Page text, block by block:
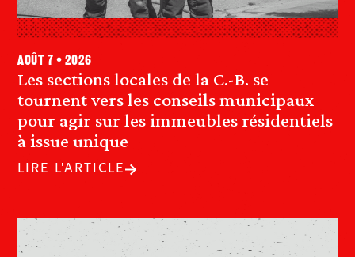
Les sections locales de la C.-B. se
tournent vers les conseils municipaux
pour agir sur les immeubles résidentiels
à issue unique
août 7 • 2026
LIRE L'ARTICLE